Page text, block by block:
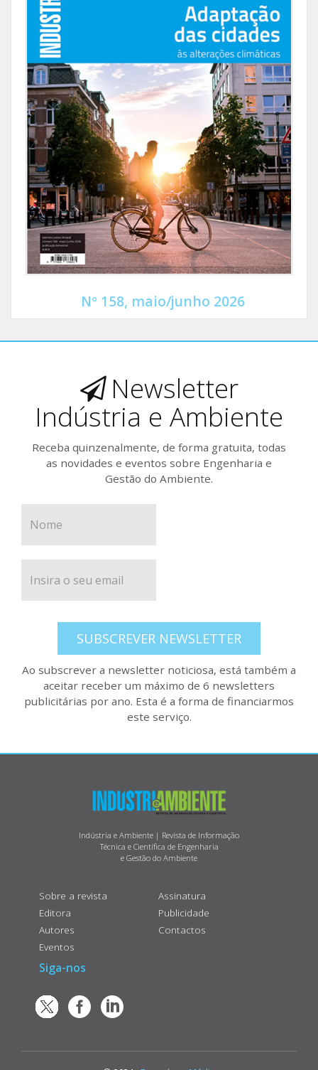
Nº 158, maio/junho 2026
Newsletter
Indústria e Ambiente
Receba quinzenalmente, de forma gratuita, todas
as novidades e eventos sobre Engenharia e
Gestão do Ambiente.
SUBSCREVER NEWSLETTER
Ao subscrever a newsletter noticiosa, está também a
aceitar receber um máximo de 6 newsletters
publicitárias por ano. Esta é a forma de financiarmos
este serviço.
Indústria e Ambiente | Revista de Informação
Técnica e Científica de Engenharia
e Gestão do Ambiente
Sobre a revista
Editora
Autores
Eventos
Assinatura
Publicidade
Contactos
Siga-nos